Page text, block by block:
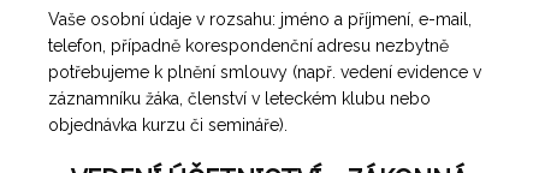
Vaše osobní údaje v rozsahu: jméno a příjmení, e-mail,
telefon, případně korespondenční adresu nezbytně
potřebujeme k plnění smlouvy (např. vedení evidence v
záznamníku žáka, členství v leteckém klubu nebo
objednávka kurzu či semináře).